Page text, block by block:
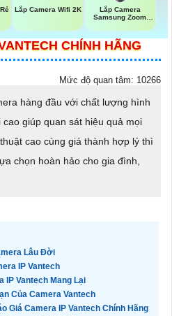
Lắp Camera Wifi 2K
Lắp Camera
Samsung Zoom
CHÍNH HÃNG
Mức độ quan tâm: 10266
hàng đầu với chất lượng hình
giúp quan sát hiệu quả mọi
cao cùng giá thành hợp lý thì
chọn hoàn hảo cho gia đình,
Lâu Đời
IP Vantech
IP Vantech Mang Lại
Của Camera Vantech
Giá Camera IP Vantech Chính Hãng